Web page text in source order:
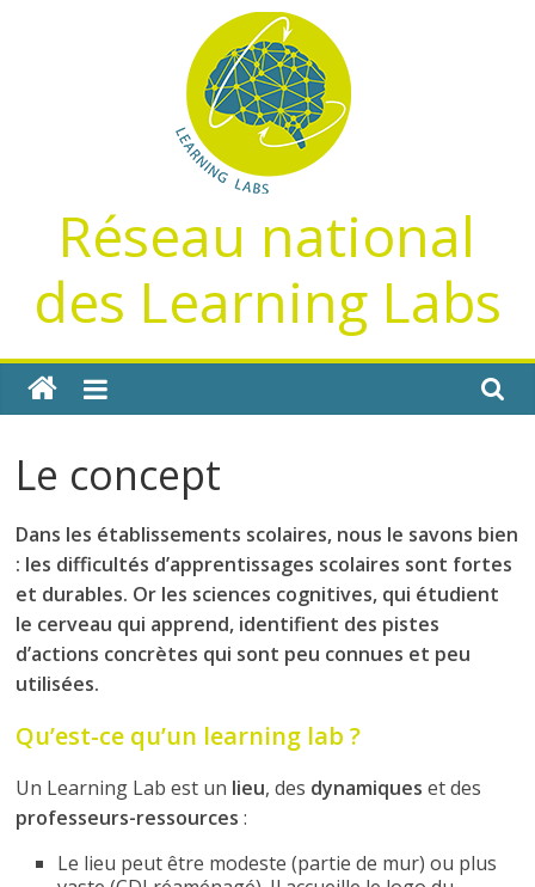
Réseau national
des Learning Labs
Le concept
Dans les établissements scolaires, nous le savons bien
: les difficultés d’apprentissages scolaires sont fortes
et durables. Or les sciences cognitives, qui étudient
le cerveau qui apprend, identifient des pistes
d’actions concrètes qui sont peu connues et peu
utilisées.
Qu’est-ce qu’un learning lab ?
Un Learning Lab est un lieu, des dynamiqueset des
professeurs-ressources :
Le lieu peut être modeste (partie de mur) ou plus